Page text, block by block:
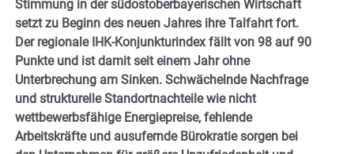
Stimmung in der südostoberbayerischen Wirtschaft
setzt zu Beginn des neuen Jahres ihre Talfahrt fort.
Der regionale IHK-Konjunkturindex fällt von 98 auf 90
Punkte und ist damit seit einem Jahr ohne
Unterbrechung am Sinken. Schwächelnde Nachfrage
und strukturelle Standortnachteile wie nicht
wettbewerbsfähige Energiepreise, fehlende
Arbeitskräfte und ausufernde Bürokratie sorgen bei